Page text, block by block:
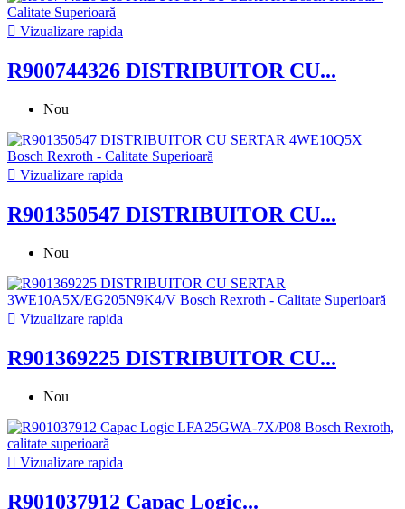
 Vizualizare rapida
R900744326 DISTRIBUITOR CU...
Nou
 Vizualizare rapida
R901350547 DISTRIBUITOR CU...
Nou
 Vizualizare rapida
R901369225 DISTRIBUITOR CU...
Nou
 Vizualizare rapida
R901037912 Capac Logic...